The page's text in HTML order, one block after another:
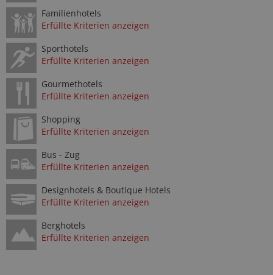
Familienhotels
Erfüllte Kriterien anzeigen
Sporthotels
Erfüllte Kriterien anzeigen
Gourmethotels
Erfüllte Kriterien anzeigen
Shopping
Erfüllte Kriterien anzeigen
Bus - Zug
Erfüllte Kriterien anzeigen
Designhotels & Boutique Hotels
Erfüllte Kriterien anzeigen
Berghotels
Erfüllte Kriterien anzeigen